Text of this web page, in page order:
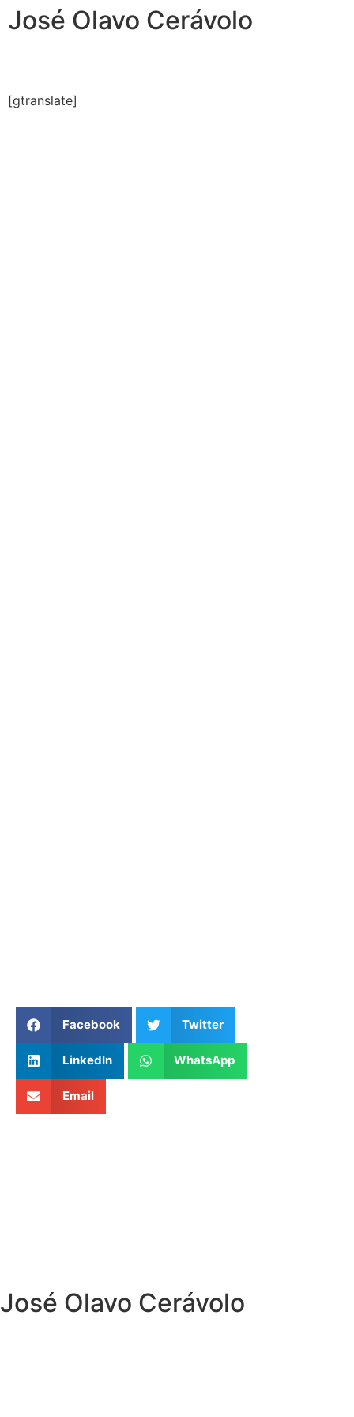
José Olavo Cerávolo
[gtranslate]
Facebook Twitter
LinkedIn WhatsApp
Email
José Olavo Cerávolo